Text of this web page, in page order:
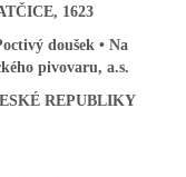
1623
doušek • Na
pivovaru, a.s.
REPUBLIKY